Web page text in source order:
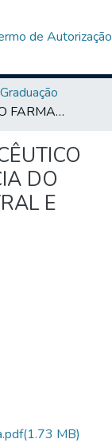
de Autorização
Graduação
A ATUAÇÃO DO FARMACÊUTICO EM DROGARIA, FARMÁCIA DO SUS, FARMÁCIA MAGISTRAL E FARMÁCIA HOSPITALAR
DO
E
(1.73 MB)